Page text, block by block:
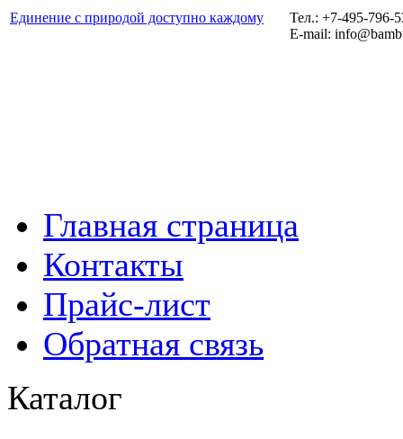
Единение с природой доступно каждому
Тел.: +7-495-796-
E-mail:
Главная страница
Контакты
Прайс-лист
Обратная связь
Каталог